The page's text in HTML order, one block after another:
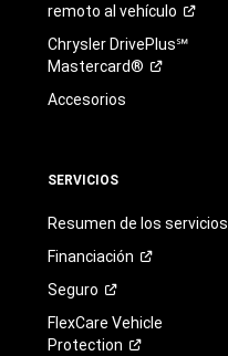
remoto al vehículo
Chrysler DrivePlus℠
Mastercard®
Accesorios
SERVICIOS
Resumen de los servicios
Financiación
Seguro
FlexCare Vehicle
Protection